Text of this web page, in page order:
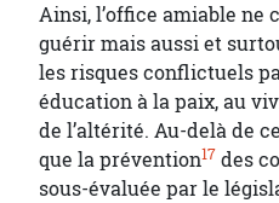
Ainsi, l’office amiable ne
guérir mais aussi et
les risques conflictuels
éducation à la paix, au
de l’altérité. Au-delà de
que la prévention17 des
sous-évaluée par le